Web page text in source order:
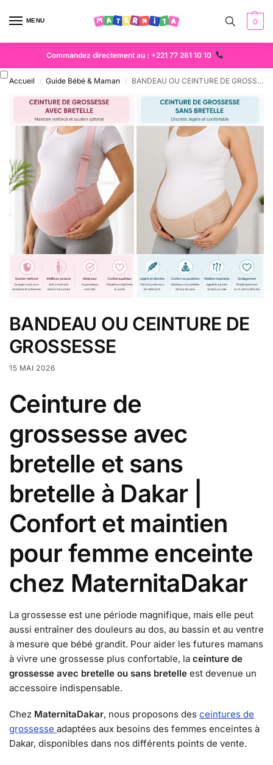
MENU 0
Commandez directement au : +221 77 281 10 10
Accueil / Guide Bébé & Maman / BANDEAU OU CEINTURE DE GROSSESSE
BANDEAU OU CEINTURE DE
GROSSESSE
15 MAI 2026
Ceinture de
grossesse avec
bretelle et sans
bretelle à Dakar |
Confort et maintien
pour femme enceinte
chez MaternitaDakar
La grossesse est une période magnifique, mais elle peut
aussi entraîner des douleurs au dos, au bassin et au ventre
à mesure que bébé grandit. Pour aider les futures mamans
à vivre une grossesse plus confortable, la ceinture de
grossesse avec bretelle ou sans bretelle est devenue un
accessoire indispensable.
Chez MaternitaDakar, nous proposons des ceintures de
grossesse adaptées aux besoins des femmes enceintes à
Dakar, disponibles dans nos différents points de vente.